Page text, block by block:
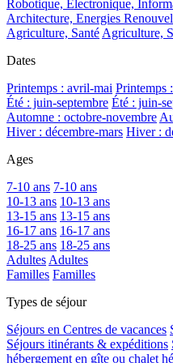
Robotique, Electronique,
Architecture, Energies
Agriculture, Santé Agriculture,
Dates
Printemps : avril-mai Printemps
Été : juin-septembre Été : juin-
Automne : octobre-novembre
Hiver : décembre-mars Hiver :
Ages
7-10 ans 7-10 ans
10-13 ans 10-13 ans
13-15 ans 13-15 ans
16-17 ans 16-17 ans
18-25 ans 18-25 ans
Adultes Adultes
Familles Familles
Types de séjour
Séjours en Centres de vacances
Séjours itinérants & expéditions
hébergement en gîte ou chalet